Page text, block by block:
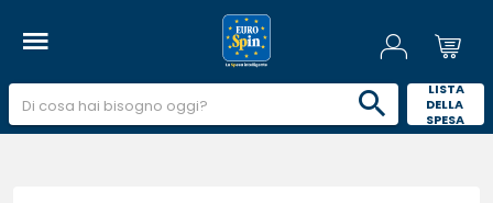
LISTA
DELLA
SPESA